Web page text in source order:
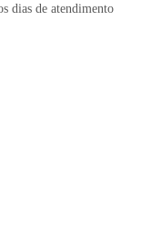
dias de atendimento